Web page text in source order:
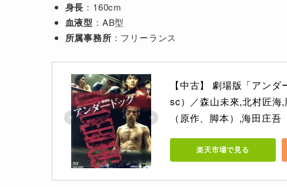
身長 ：160cm
血液型 ：AB型
所属事務所 ：フリーランス
【中古】 劇場版「アン
sc）／森山未來,北村匠海
（原作、脚本）,海田庄吾
楽天市場で見る